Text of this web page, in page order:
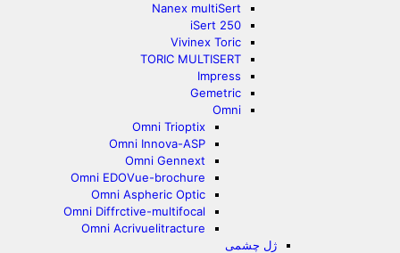
Nanex multiSert
iSert 250
Vivinex Toric
TORIC MULTISERT
Impress
Gemetric
Omni
Omni Trioptix
Omni Innova-ASP
Omni Gennext
Omni EDOVue-brochure
Omni Aspheric Optic
Omni Diffrctive-multifocal
Omni Acrivuelitracture
ژل چشمی